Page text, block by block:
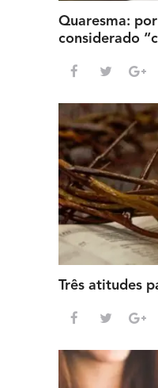
Quaresma:
considerado
Três atitudes